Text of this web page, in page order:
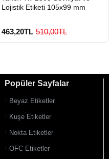
900 TL Üzeri Kargo Ücretsiz
Lojistik Etiketi 105x99 mm
463,20TL 510,00TL
Popüler Sayfalar
Beyaz Etiketler
Kuşe Etiketler
Nokta Etiketler
OFC Etiketler